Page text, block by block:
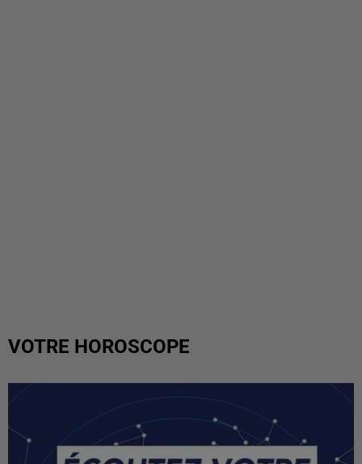
VOTRE HOROSCOPE